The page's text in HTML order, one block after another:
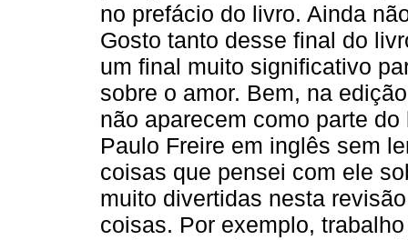
no prefácio do livro. Ainda
Gosto tanto desse final do
um final muito significativo
sobre o amor. Bem, na
não aparecem como parte
Paulo Freire em inglês sem
coisas que pensei com ele
muito divertidas nesta
coisas. Por exemplo,